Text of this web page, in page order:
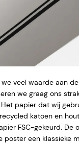
we veel waarde aan
we graag ons
papier dat wij
katoen en
FSC-gekeurd. De
poster een klassieke